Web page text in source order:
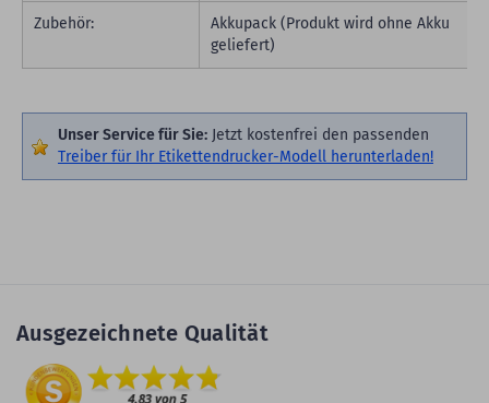
Zubehör:
Akkupack (Produkt wird ohne Akku
geliefert)
Unser Service für Sie: Jetzt kostenfrei den passenden
Treiber für Ihr Etikettendrucker-Modell herunterladen!
Ausgezeichnete Qualität